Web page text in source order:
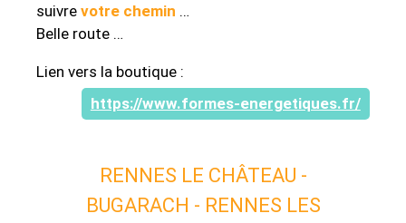
suivrevotre chemin …
Belle route …
Lien vers la boutique :
https://www.formes-energetiques.fr/
RENNES LE CHÂTEAU -
BUGARACH - RENNES LES